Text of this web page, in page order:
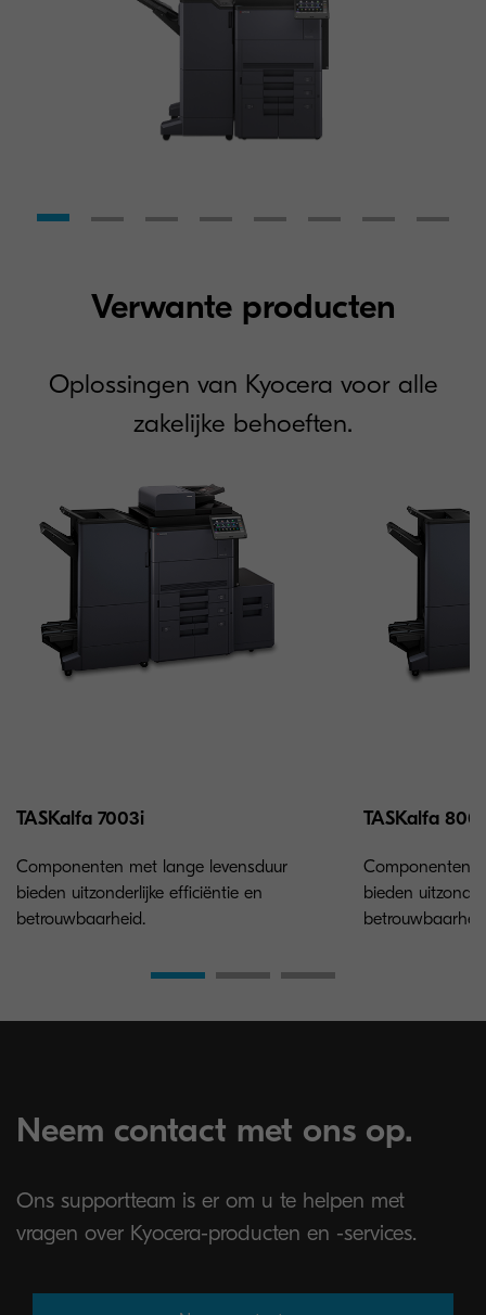
Verwante producten
Oplossingen van Kyocera voor alle
zakelijke behoeften.
TASKalfa 7003i
Componenten met lange levensduur
bieden uitzonderlijke efficiëntie en
betrouwbaarheid.
TASKalfa
Componenten
bieden
Neem contact met ons op.
Ons supportteam is er om u te helpen met
vragen over Kyocera-producten en -services.